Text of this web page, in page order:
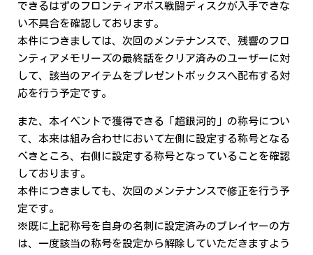
できるはずのフロンティアボス戦闘ディスクが入手できな
い不具合を確認しております。
本件につきましては、次回のメンテナンスで、残響のフロ
ンティアメモリーズの最終話をクリア済みのユーザーに対
して、該当のアイテムをプレゼントボックスへ配布する対
応を行う予定です。
また、本イベントで獲得できる「超銀河的」の称号につい
て、本来は組み合わせにおいて左側に設定する称号となる
べきところ、右側に設定する称号となっていることを確認
しております。
本件につきましても、次回のメンテナンスで修正を行う予
定です。
※既に上記称号を自身の名刺に設定済みのプレイヤーの方
は、一度該当の称号を設定から解除していただきますよう